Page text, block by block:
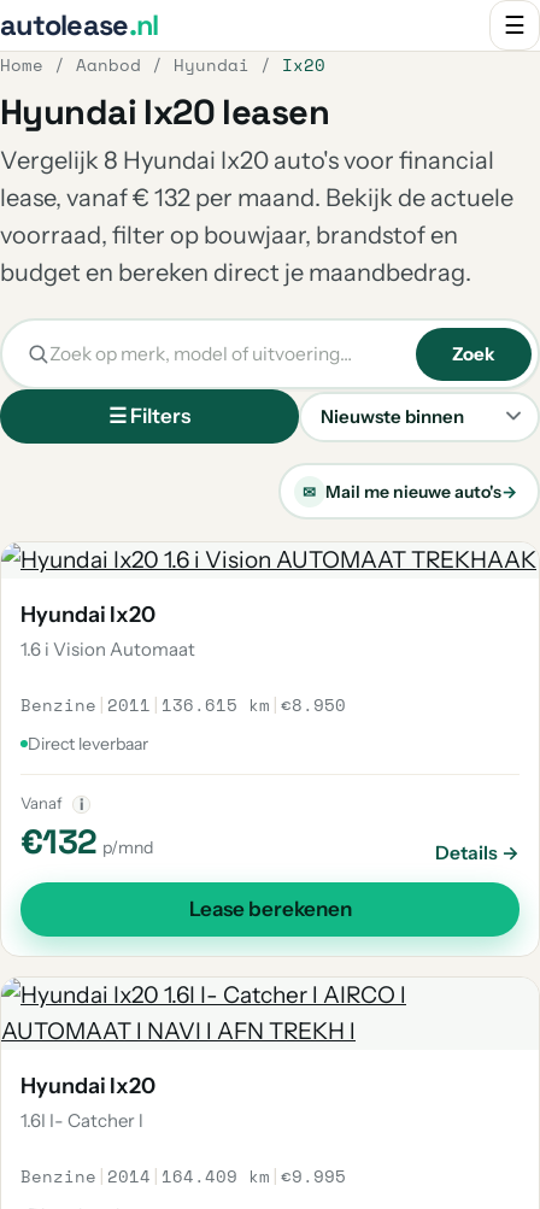
autolease.nl ☰
Home / Aanbod / Hyundai / Ix20
Hyundai Ix20 leasen
Vergelijk 8 Hyundai Ix20 auto's voor financial
lease, vanaf € 132 per maand. Bekijk de actuele
voorraad, filter op bouwjaar, brandstof en
budget en bereken direct je maandbedrag.
☰ Filters
Sorteren
Zoek
✉ Mail me nieuwe auto's→
Hyundai Ix20
1.6 i Vision Automaat
Benzine | 2011 | 136.615 km |€8.950
Direct leverbaar
Vanaf i
€132 p/mnd Details →
Lease berekenen
Hyundai Ix20
1.6I I- Catcher l
Benzine | 2014 | 164.409 km |€9.995